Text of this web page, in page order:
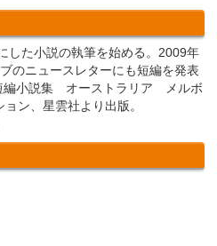
した小説の執筆を始める。2009年
のニュースレターにも短編を発表
編小説集 オーストラリア メルボ
ン、星雲社より出版。